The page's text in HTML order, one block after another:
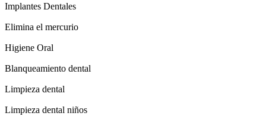
Implantes Dentales
Elimina el mercurio
Higiene Oral
Blanqueamiento dental
Limpieza dental
Limpieza dental niños